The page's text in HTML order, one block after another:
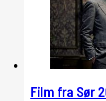
Film fra Sør